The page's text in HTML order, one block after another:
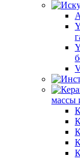
массы